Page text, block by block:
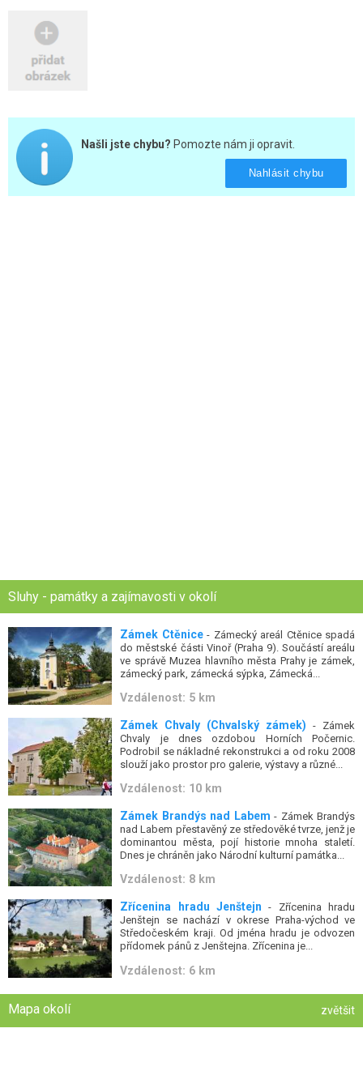
Našli jste chybu? Pomozte nám ji opravit.
Nahlásit chybu
Sluhy - památky a zajímavosti v okolí
Zámek Ctěnice- Zámecký areál Ctěnice spadá
do městské části Vinoř (Praha 9). Součástí areálu
ve správě Muzea hlavního města Prahy je zámek,
zámecký park, zámecká sýpka, Zámecká...
Vzdálenost: 5 km
Zámek Chvaly (Chvalský zámek) - Zámek
Chvaly je dnes ozdobou Horních Počernic.
Podrobil se nákladné rekonstrukci a od roku 2008
slouží jako prostor pro galerie, výstavy a různé...
Vzdálenost: 10 km
Zámek Brandýs nad Labem - Zámek Brandýs
nad Labem přestavěný ze středověké tvrze, jenž je
dominantou města, pojí historie mnoha staletí.
Dnes je chráněn jako Národní kulturní památka...
Vzdálenost: 8 km
Zřícenina hradu Jenštejn - Zřícenina hradu
Jenštejn se nachází v okrese Praha-východ ve
Středočeském kraji. Od jména hradu je odvozen
přídomek pánů z Jenštejna. Zřícenina je...
Vzdálenost: 6 km
Mapa okolí zvětšit